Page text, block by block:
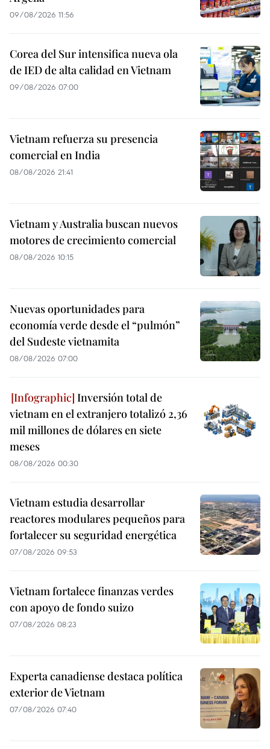
09/08/2026 11:56
Corea del Sur intensifica nueva ola
de IED de alta calidad en Vietnam
09/08/2026 07:00
Vietnam refuerza su presencia
comercial en India
08/08/2026 21:41
Vietnam y Australia buscan nuevos
motores de crecimiento comercial
08/08/2026 10:15
Nuevas oportunidades para
economía verde desde el “pulmón”
del Sudeste vietnamita
08/08/2026 07:00
Inversión total de
vietnam en el extranjero totalizó 2,36
mil millones de dólares en siete
meses
08/08/2026 00:30
Vietnam estudia desarrollar
reactores modulares pequeños para
fortalecer su seguridad energética
07/08/2026 09:53
Vietnam fortalece finanzas verdes
con apoyo de fondo suizo
07/08/2026 08:23
Experta canadiense destaca política
exterior de Vietnam
07/08/2026 07:40